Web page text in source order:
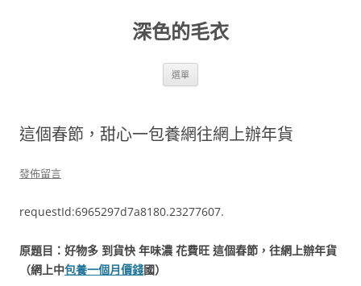
深色的毛衣
選單
這個春節，甜心一包養網往網上辦年貨
發佈留言
requestId:6965297d7a8180.23277607.
原題目：好物多 到貨快 年味濃 花費旺 這個春節，往網上辦年貨
（網上中包養一個月價錢國）